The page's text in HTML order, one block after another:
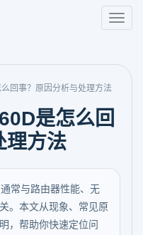
回事？原因分析与处理方法
是怎么回
理方法
常与路由器性能、无
。本文从现象、常见原
，帮助你快速定位问